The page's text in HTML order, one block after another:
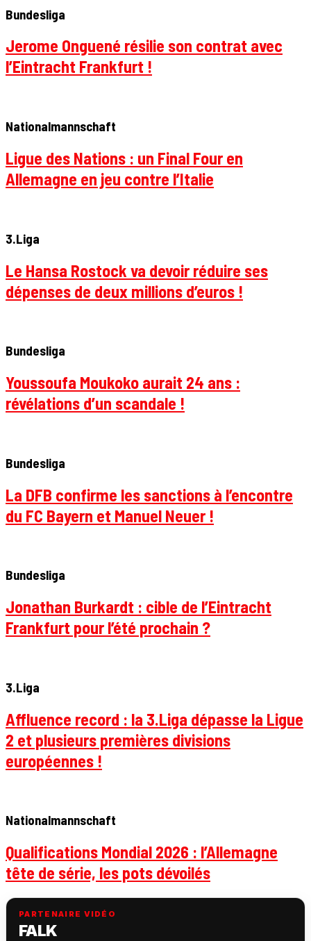
Bundesliga
Jerome Onguené résilie son contrat avec
l’Eintracht Frankfurt !
Nationalmannschaft
Ligue des Nations : un Final Four en
Allemagne en jeu contre l’Italie
3.Liga
Le Hansa Rostock va devoir réduire ses
dépenses de deux millions d’euros !
Bundesliga
Youssoufa Moukoko aurait 24 ans :
révélations d’un scandale !
Bundesliga
La DFB confirme les sanctions à l’encontre
du FC Bayern et Manuel Neuer !
Bundesliga
Jonathan Burkardt : cible de l’Eintracht
Frankfurt pour l’été prochain ?
3.Liga
Affluence record : la 3.Liga dépasse la Ligue
2 et plusieurs premières divisions
européennes !
Nationalmannschaft
Qualifications Mondial 2026 : l’Allemagne
tête de série, les pots dévoilés
PARTENAIRE VIDÉO
FALK